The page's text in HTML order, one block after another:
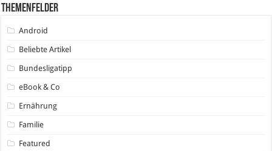
Themenfelder
Android
Beliebte Artikel
Bundesligatipp
eBook & Co
Ernährung
Familie
Featured